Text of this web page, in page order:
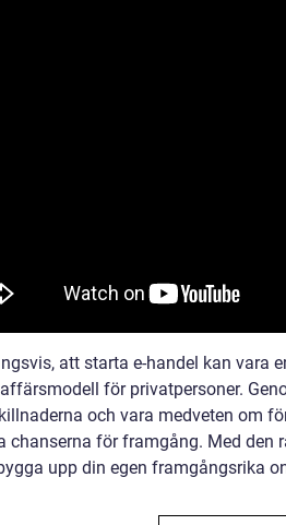
att starta e-handel kan vara
för privatpersoner.
och vara medveten om
chanserna för framgång. Med den
upp din egen framgångsrika